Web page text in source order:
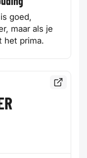
goed,
maar als je
het prima.
Bekijk